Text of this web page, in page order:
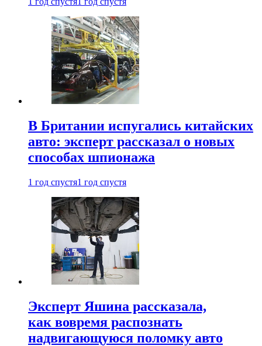
В Британии испугались китайских
авто: эксперт рассказал о новых
способах шпионажа
1 год спустя1 год спустя
Эксперт Яшина рассказала,
как вовремя распознать
надвигающуюся поломку авто